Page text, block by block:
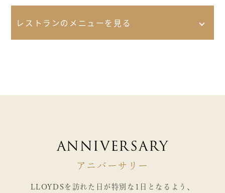
レストランのメニューを見る
ANNIVERSARY
アニバーサリー
LLOYDSを訪れた日が特別な1日となるよう、